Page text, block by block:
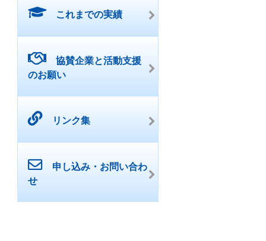
これまでの実績
協賛企業と活動支援
のお願い
リンク集
申し込み・お問い合わ
せ